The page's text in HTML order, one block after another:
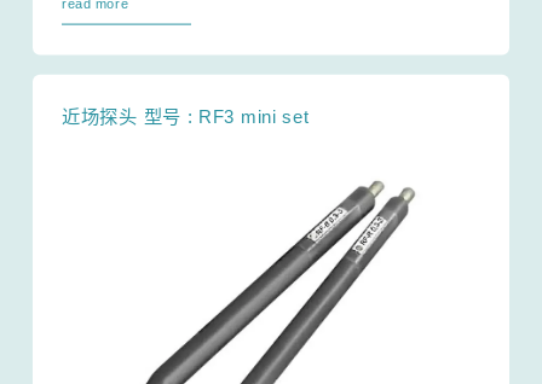
read more
近场探头 型号 : RF3 mini set